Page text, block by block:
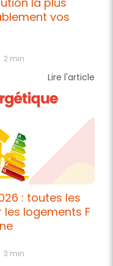
vos
2 min.
Lire l'article
: toutes les
logements F
3 min.